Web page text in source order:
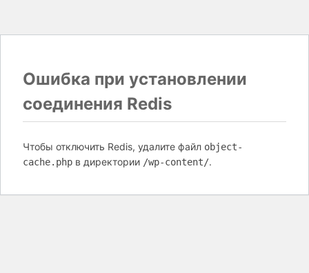
Ошибка при установлении
соединения Redis
Чтобы отключить Redis, удалите файл object-
cache.php в директории /wp-content/.